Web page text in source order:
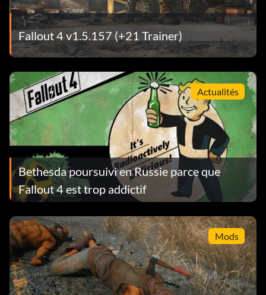
Fallout 4 v1.5.157 (+21 Trainer)
Actualités
Bethesda poursuivi en Russie parce que
Fallout 4 est trop addictif
Mods